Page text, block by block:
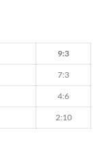
9:3
7:3
4:6
2:10